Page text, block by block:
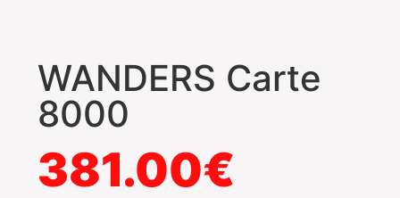
WANDERS Carte
8000
381.00€